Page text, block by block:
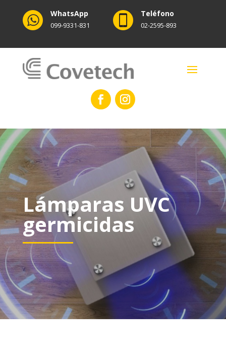
WhatsApp
099-9331-831
Teléfono
02-2595-893
Lámparas UVC
germicidas